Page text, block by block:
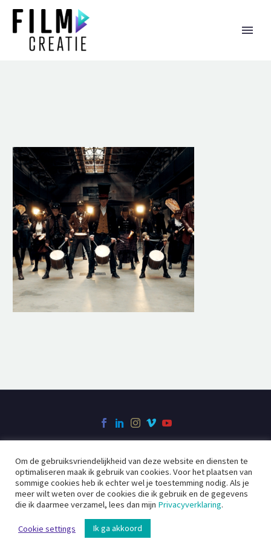
Over Filmcreatie Videoclip
Bedrijfsfilm
Social Videos
Contact
2020 © Filmcreatie
Om de gebruiksvriendelijkheid van deze website en diensten te
optimaliseren maak ik gebruik van cookies. Voor het plaatsen van
sommige cookies heb ik echter wel je toestemming nodig. Als je
meer wilt weten over de cookies die ik gebruik en de gegevens
die ik daarmee verzamel, lees dan mijn Privacyverklaring.
Cookie settings Ik ga akkoord